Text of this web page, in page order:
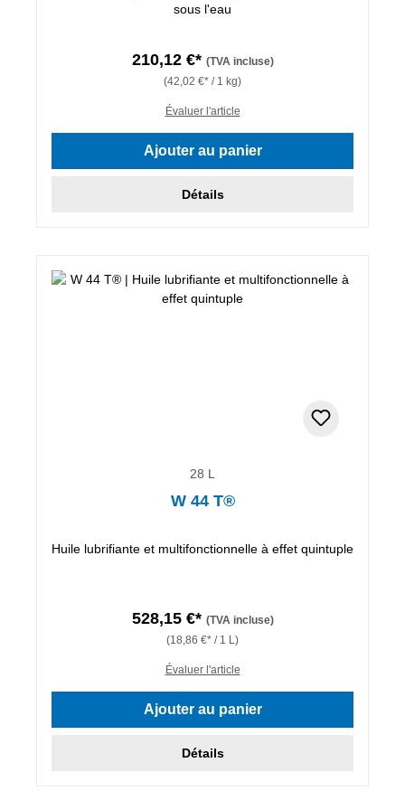
sous l'eau
210,12 €* (TVA incluse)
(42,02 €* / 1 kg)
Évaluer l'article
Ajouter au panier
Détails
28 L
W 44 T®
Huile lubrifiante et multifonctionnelle à effet quintuple
528,15 €* (TVA incluse)
(18,86 €* / 1 L)
Évaluer l'article
Ajouter au panier
Détails